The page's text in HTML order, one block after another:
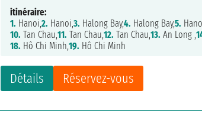
Détails Réservez-vous
itinéraire:
1. Hanoi,2. Hanoi,3. Halong Bay,4. Halong Bay,5.
10. Tan Chau,11. Tan Chau,12. Tan Chau,13. An Long ,
18. Hô Chi Minh,19. Hô Chi Minh